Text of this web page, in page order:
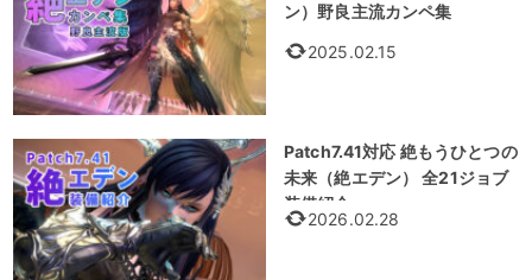
ン）野良主流カンペ集
2025.02.15
Patch7.41対応 絶もうひとつの
未来（絶エデン） 全21ジョブ
装備紹介
2026.02.28